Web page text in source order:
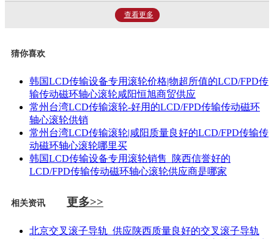
查看更多
猜你喜欢
韩国LCD传输设备专用滚轮价格|物超所值的LCD/FPD传
输传动磁环轴心滚轮咸阳恒旭商贸供应
常州台湾LCD传输滚轮-好用的LCD/FPD传输传动磁环
轴心滚轮供销
常州台湾LCD传输滚轮|咸阳质量良好的LCD/FPD传输传
动磁环轴心滚轮哪里买
韩国LCD传输设备专用滚轮销售_陕西信誉好的
LCD/FPD传输传动磁环轴心滚轮供应商是哪家
相关资讯 更多>>
北京交叉滚子导轨_供应陕西质量良好的交叉滚子导轨